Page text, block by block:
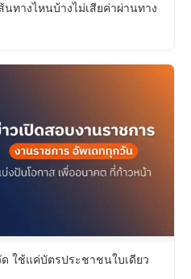
ทางไหนบ้างไม่เสียค่าผ่านทาง
ใช้แค่บัตรประชาชนใบเดียว